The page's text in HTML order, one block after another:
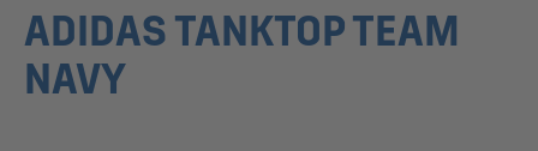
ADIDAS TANKTOP TEAM
NAVY